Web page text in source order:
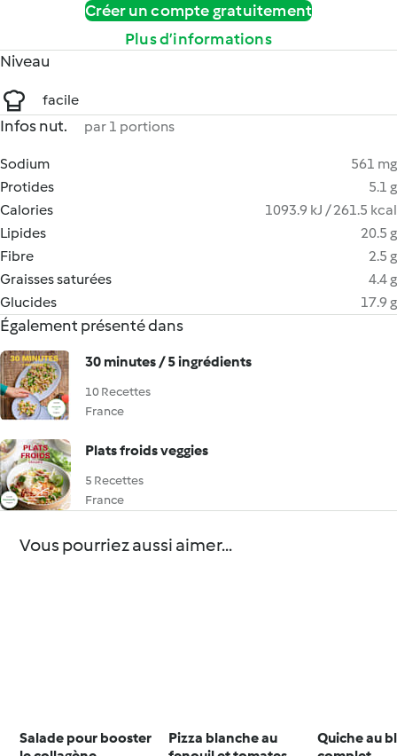
Créer un compte gratuitement
Plus d’informations
Niveau
facile
Infos nut. par 1 portions
Sodium
561 mg
Protides
5.1 g
Calories
1093.9 kJ / 261.5 kcal
Lipides
20.5 g
Fibre
2.5 g
Graisses saturées
4.4 g
Glucides
17.9 g
Également présenté dans
30 minutes / 5 ingrédients
10 Recettes
France
Plats froids veggies
5 Recettes
France
Vous pourriez aussi aimer...
Salade pour booster
Pizza blanche au
Quiche au